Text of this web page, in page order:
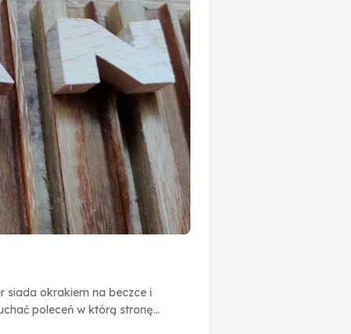
siada okrakiem na beczce i
poleceń w którą stronę
małym wyjątkiem - koła